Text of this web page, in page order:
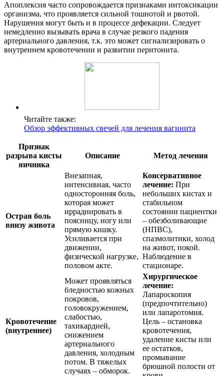
Апоплексия часто сопровождается признаками интоксикации
организма, что проявляется сильной тошнотой и рвотой.
Нарушения могут быть и в процессе дефекации. Следует
немедленно вызывать врача в случае резкого падения
артериального давления, т.к. это может сигнализировать о
внутреннем кровотечении и развитии перитонита.
Читайте также:
Обзор эффективных свечей для лечения вагинита
Признак
разрыва кисты
яичника
Описание Метод лечения
Острая боль
внизу живота
Внезапная,
интенсивная, часто
односторонняя боль,
которая может
иррадиировать в
поясницу, ногу или
прямую кишку.
Усиливается при
движении,
физической нагрузке,
половом акте.
Консервативное
лечение: При
небольших кистах и
стабильном
состоянии пациентки
– обезболивающие
(НПВС),
спазмолитики, холод
на живот, покой.
Наблюдение в
стационаре.
Кровотечение
(внутреннее)
Может проявляться
бледностью кожных
покровов,
головокружением,
слабостью,
тахикардией,
снижением
артериального
давления, холодным
потом. В тяжелых
случаях – обморок.
Хирургическое
лечение:
Лапароскопия
(предпочтительно)
или лапаротомия.
Цель – остановка
кровотечения,
удаление кисты или
ее остатков,
промывание
брюшной полости от